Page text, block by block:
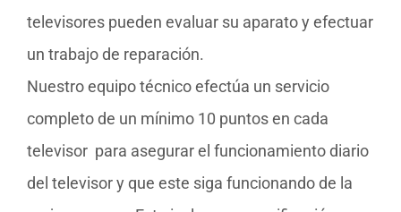
televisores pueden evaluar su aparato y efectuar
un trabajo de reparación.
Nuestro equipo técnico efectúa un servicio
completo de un mínimo 10 puntos en cada
televisor para asegurar el funcionamiento diario
del televisor y que este siga funcionando de la